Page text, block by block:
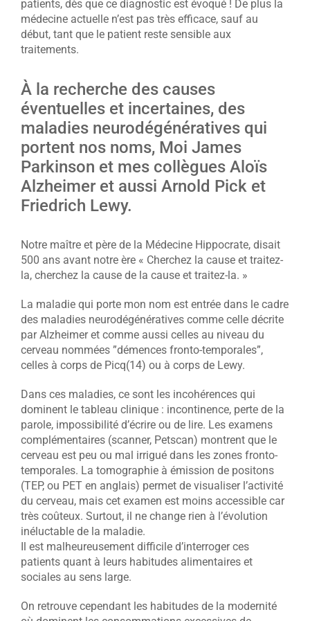
patients, dès que ce diagnostic est évoqué ! De plus la
médecine actuelle n’est pas très efficace, sauf au
début, tant que le patient reste sensible aux
traitements.
À la recherche des causes
éventuelles et incertaines, des
maladies neurodégénératives qui
portent nos noms, Moi James
Parkinson et mes collègues Aloïs
Alzheimer et aussi Arnold Pick et
Friedrich Lewy.
Notre maître et père de la Médecine Hippocrate, disait
500 ans avant notre ère « Cherchez la cause et traitez-
la, cherchez la cause de la cause et traitez-la. »
La maladie qui porte mon nom est entrée dans le cadre
des maladies neurodégénératives comme celle décrite
par Alzheimer et comme aussi celles au niveau du
cerveau nommées ”démences fronto-temporales”,
celles à corps de Picq(14) ou à corps de Lewy.
Dans ces maladies, ce sont les incohérences qui
dominent le tableau clinique : incontinence, perte de la
parole, impossibilité d’écrire ou de lire. Les examens
complémentaires (scanner, Petscan) montrent que le
cerveau est peu ou mal irrigué dans les zones fronto-
temporales. La tomographie à émission de positons
(TEP, ou PET en anglais) permet de visualiser l’activité
du cerveau, mais cet examen est moins accessible car
très coûteux. Surtout, il ne change rien à l’évolution
inéluctable de la maladie.
Il est malheureusement difficile d’interroger ces
patients quant à leurs habitudes alimentaires et
sociales au sens large.
On retrouve cependant les habitudes de la modernité